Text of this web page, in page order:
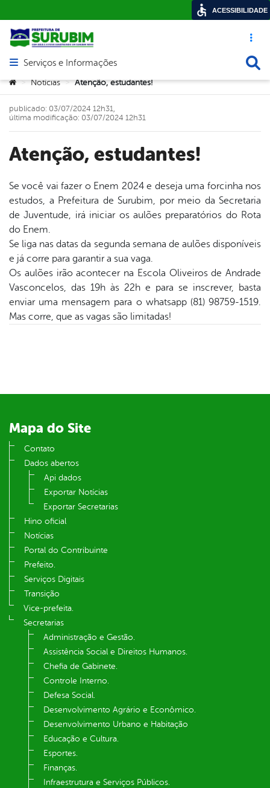
Acesso
Abrir menu principal de navegação
Serviços e Informações
Você está aqui:
> Notícias > Atenção, estudantes!
Atenção, estudantes!
publicado: 03/07/2024 12h31,
última modificação: 03/07/2024 12h31
Se você vai fazer o Enem 2024 e deseja uma forcinha nos
estudos, a Prefeitura de Surubim, por meio da Secretaria
de Juventude, irá iniciar os aulões preparatórios do Rota
do Enem.
Se liga nas datas da segunda semana de aulões disponíveis
e já corre para garantir a sua vaga.
Os aulões irão acontecer na Escola Oliveiros de Andrade
Vasconcelos, das 19h às 22h e para se inscrever, basta
enviar uma mensagem para o whatsapp (81) 98759-1519.
Mas corre, que as vagas são limitadas!
Mapa do Site
Contato
Dados abertos
Api dados
Exportar Notícias
Exportar Secretarias
Hino oficial
Notícias
Portal do Contribuinte
Prefeito.
Serviços Digitais
Transição
Vice-prefeita.
Secretarias
Administração e Gestão.
Assistência Social e Direitos Humanos.
Chefia de Gabinete.
Controle Interno.
Defesa Social.
Desenvolvimento Agrário e Econômico.
Desenvolvimento Urbano e Habitação
Educação e Cultura.
Esportes.
Finanças.
Infraestrutura e Serviços Públicos.
ACESSIBILIDADE